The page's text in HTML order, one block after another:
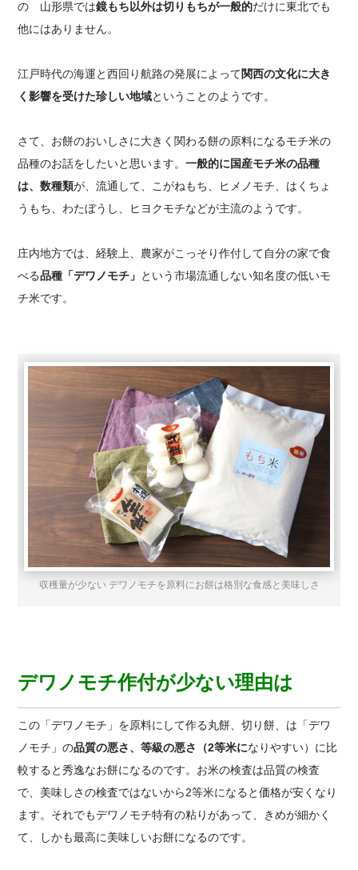
の 山形県では鏡もち以外は切りもちが一般的だけに東北でも
他にはありません。
江戸時代の海運と西回り航路の発展によって関西の文化に大き
く影響を受けた珍しい地域ということのようです。
さて、お餅のおいしさに大きく関わる餅の原料になるモチ米の
品種のお話をしたいと思います。一般的に国産モチ米の品種
は、数種類が、流通して、こがねもち、ヒメノモチ、はくちょ
うもち、わたぼうし、ヒヨクモチなどが主流のようです。
庄内地方では、経験上、農家がこっそり作付して自分の家で食
べる品種「デワノモチ」 という市場流通しない知名度の低いモ
チ米です。
収穫量が少ない デワノモチを原料にお餅は格別な食感と美味しさ
デワノモチ作付が少ない理由は
この「デワノモチ」を原料にして作る丸餅、切り餅、は「デワ
ノモチ」の品質の悪さ、等級の悪さ（2等米になりやすい）に比
較すると秀逸なお餅になるのです。お米の検査は品質の検査
で、美味しさの検査ではないから2等米になると価格が安くなり
ます。それでもデワノモチ特有の粘りがあって、きめが細かく
て、しかも最高に美味しいお餅になるのです。